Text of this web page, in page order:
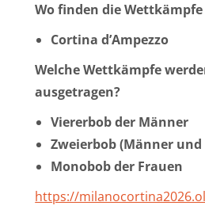
Wo finden die
Cortina d’Ampezzo
Welche Wettkämpfe
ausgetragen?
Viererbob der Männer
Zweierbob (Männer und
Monobob der Frauen
https://